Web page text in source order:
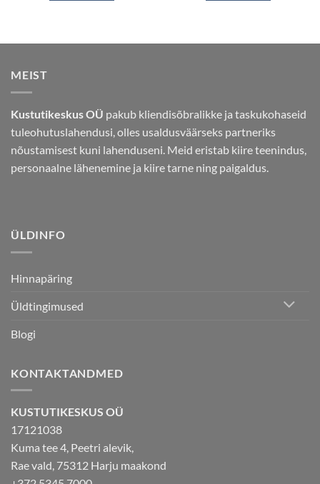
MEIST
Kustutikeskus OÜ pakub kliendisõbralikke ja taskukohaseid
tuleohutuslahendusi, olles usaldusväärseks partneriks
nõustamisest kuni lahenduseni. Meid eristab kiire teenindus,
personaalne lähenemine ja kiire tarne ning paigaldus.
ÜLDINFO
Hinnapäring
Üldtingimused
Blogi
KONTAKTANDMED
KUSTUTIKESKUS OÜ
17121038
Kuma tee 4, Peetri alevik,
Rae vald, 75312 Harju maakond